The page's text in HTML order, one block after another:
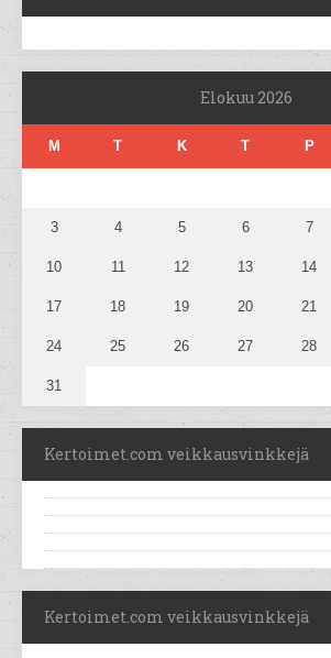
Elokuu 2026
M T K T P
3 4 5 6 7
10 11 12 13 14
17 18 19 20 21
24 25 26 27 28
31
Kertoimet.com veikkausvinkkejä
Kertoimet.com veikkausvinkkejä